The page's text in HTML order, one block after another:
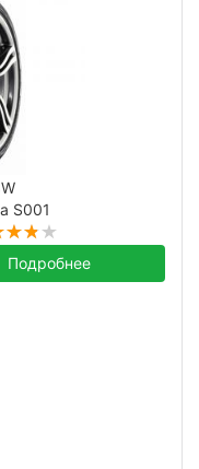
S001
Подробнее